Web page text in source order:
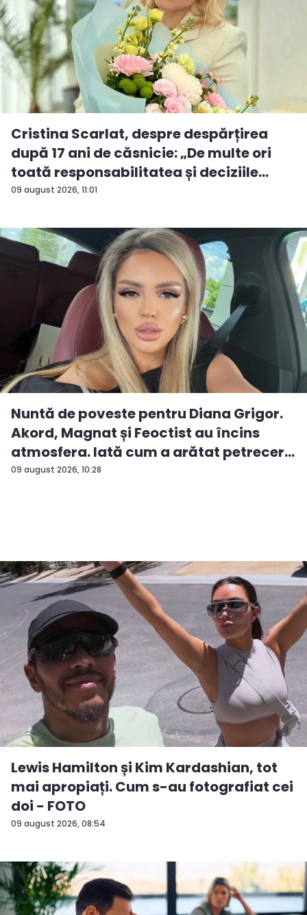
09 august 2026, 11:01
Cristina Scarlat, despre despărțirea
după 17 ani de căsnicie: „De multe ori
toată responsabilitatea și deciziile
erau...
09 august 2026, 10:28
Nuntă de poveste pentru Diana Grigor.
Akord, Magnat și Feoctist au încins
atmosfera. Iată cum a arătat petrecer...
09 august 2026, 08:54
Lewis Hamilton și Kim Kardashian, tot
mai apropiați. Cum s-au fotografiat cei
doi - FOTO